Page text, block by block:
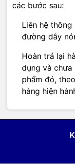
các bước sau:
Liên hệ
đường dây
Hoàn trả lại
dụng và
phẩm đó,
hàng hiện